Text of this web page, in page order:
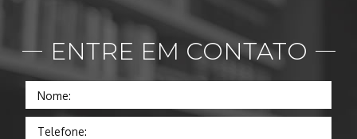
ENTRE EM CONTATO
Nome:
Telefone: